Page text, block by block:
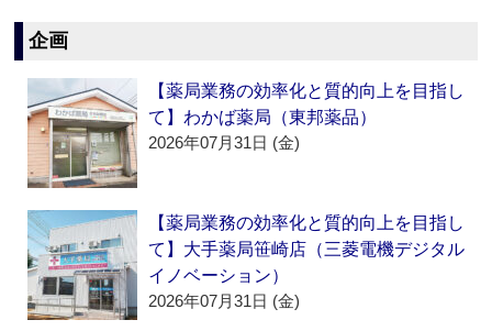
企画
【薬局業務の効率化と質的向上を目指し
て】わかば薬局（東邦薬品）
2026年07月31日 (金)
【薬局業務の効率化と質的向上を目指し
て】大手薬局笹崎店（三菱電機デジタル
イノベーション）
2026年07月31日 (金)